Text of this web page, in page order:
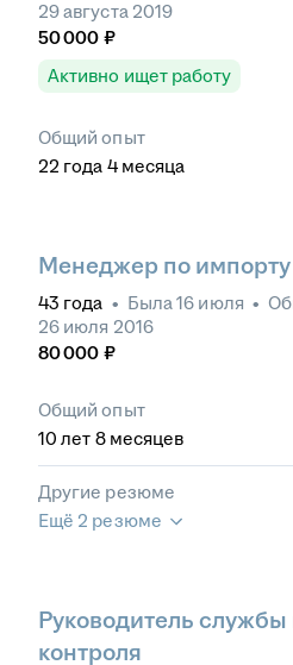
29 августа 2019
50 000 ₽
Активно ищет работу
Общий опыт
22 года 4 месяца
Менеджер по импорту
43 года • Была16 июля •
26 июля 2016
80 000 ₽
Общий опыт
10 лет 8 месяцев
Другие резюме
Ещё 2 резюме
Руководитель службы
контроля